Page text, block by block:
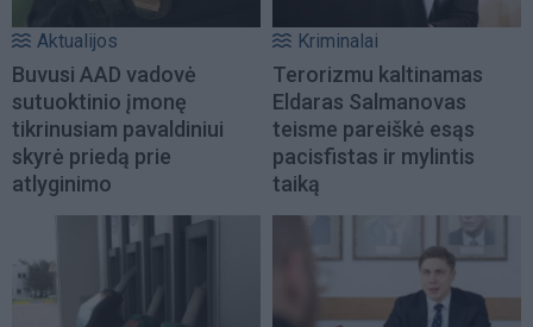
Aktualijos
Buvusi AAD vadovė
sutuoktinio įmonę
tikrinusiam pavaldiniui
skyrė priedą prie
atlyginimo
Kriminalai
Terorizmu kaltinamas
Eldaras Salmanovas
teisme pareiškė esąs
pacisfistas ir mylintis
taiką